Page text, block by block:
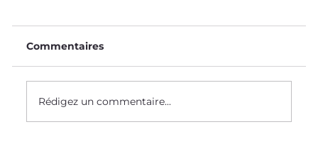
Commentaires
Rédigez un commentaire...